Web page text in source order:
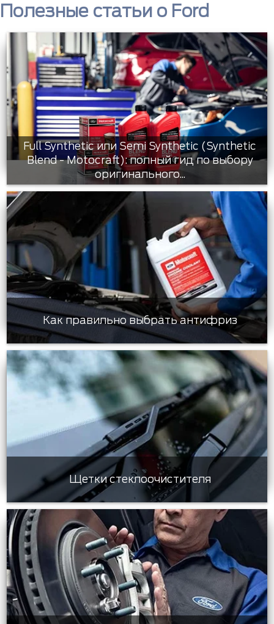
Полезные статьи о Ford
Full Synthetic или Semi Synthetic (Synthetic
Blend - Motocraft): полный гид по выбору
оригинального...
Как правильно выбрать антифриз
Щетки стеклоочистителя